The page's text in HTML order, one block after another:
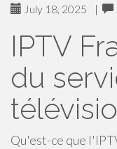
July 18, 2025 |
IPTV
du
Qu'est-ce que